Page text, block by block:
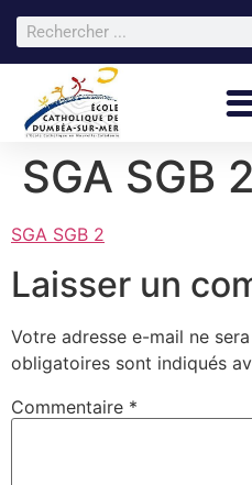
SGA SGB 2
SGA SGB 2
Laisser un
Votre adresse e-mail ne
obligatoires sont indiqués
Commentaire *